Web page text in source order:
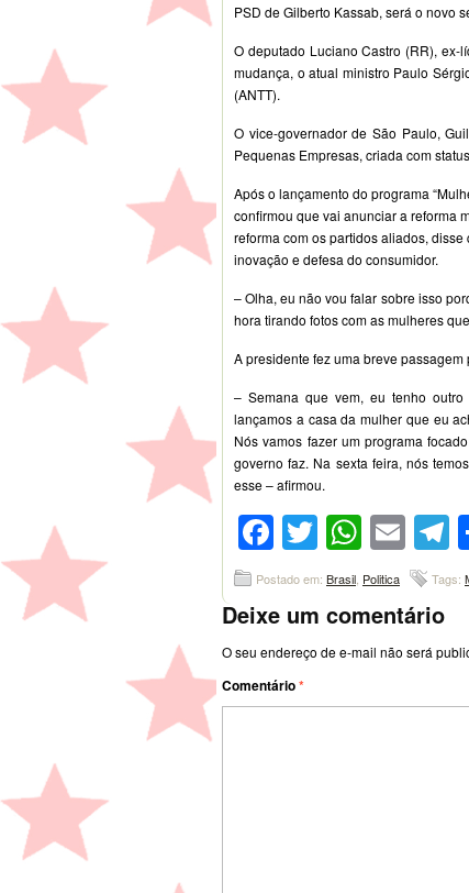
PSD de Gilberto Kassab, será o novo
O deputado Luciano Castro (RR), ex-
mudança, o atual ministro Paulo
(ANTT).
O vice-governador de São Paulo,
Pequenas Empresas, criada com
Após o lançamento do programa
confirmou que vai anunciar a reforma
reforma com os partidos aliados,
inovação e defesa do consumidor.
– Olha, eu não vou falar sobre isso
hora tirando fotos com as mulheres
A presidente fez uma breve
– Semana que vem, eu tenho
lançamos a casa da mulher que eu
Nós vamos fazer um programa
governo faz. Na sexta feira, nós
esse – afirmou.
Facebook
Twitter
Postado em: Brasil Politica Tags:
Deixe um comentário
O seu endereço de e-mail não será
Comentário*